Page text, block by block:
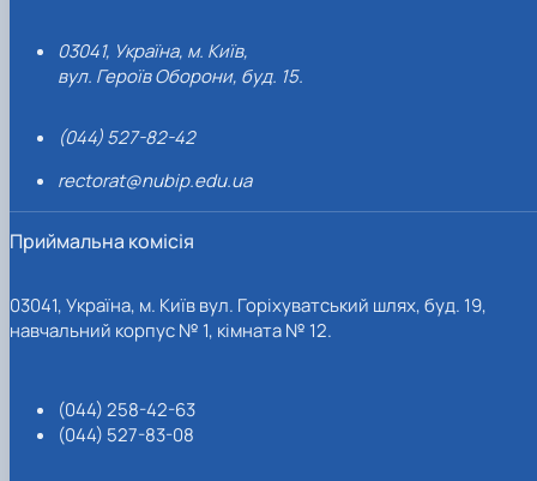
03041, Україна, м. Київ,
вул. Героїв Оборони, буд. 15.
(044) 527-82-42
rectorat@nubip.edu.ua
Приймальна комісія
03041, Україна, м. Київ вул. Горіхуватський шлях, буд. 19,
навчальний корпус № 1, кімната № 12.
(044) 258-42-63
(044) 527-83-08